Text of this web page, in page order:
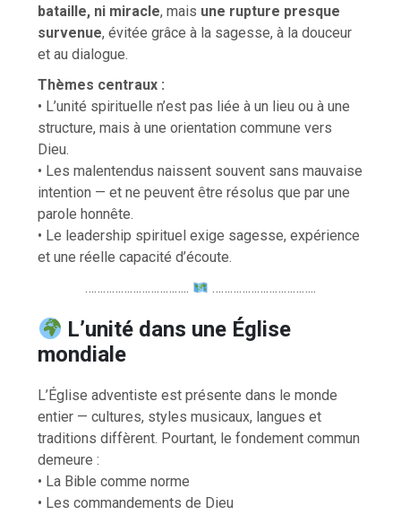
bataille, ni miracle, mais une rupture presque
survenue, évitée grâce à la sagesse, à la douceur
et au dialogue.
Thèmes centraux :
• L’unité spirituelle n’est pas liée à un lieu ou à une
structure, mais à une orientation commune vers
Dieu.
• Les malentendus naissent souvent sans mauvaise
intention — et ne peuvent être résolus que par une
parole honnête.
• Le leadership spirituel exige sagesse, expérience
et une réelle capacité d’écoute.
……………………………..
……………………………..
L’unité dans une Église
mondiale
L’Église adventiste est présente dans le monde
entier — cultures, styles musicaux, langues et
traditions diffèrent. Pourtant, le fondement commun
demeure :
• La Bible comme norme
• Les commandements de Dieu